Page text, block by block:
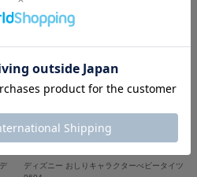
ディズニー おしりキャラクターべビータイツ